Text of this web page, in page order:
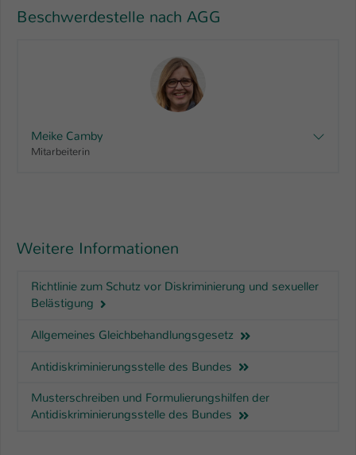
Beschwerdestelle nach AGG
Meike Camby
Mitarbeiterin
Weitere Informationen
Richtlinie zum Schutz vor Diskriminierung und sexueller
Belästigung
Allgemeines Gleichbehandlungsgesetz
Antidiskriminierungsstelle des Bundes
Musterschreiben und Formulierungshilfen der
Antidiskriminierungsstelle des Bundes